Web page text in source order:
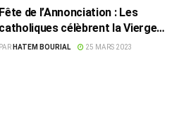
Fête de l’Annonciation : Les
catholiques célèbrent la Vierge
Marie
PAR HATEM BOURIAL 25 MARS 2023